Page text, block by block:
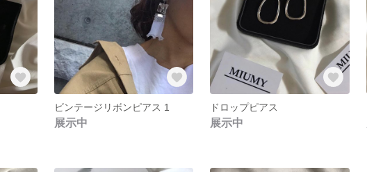
ビンテージリボンピアス 1
展示中
ドロップピアス
展示中